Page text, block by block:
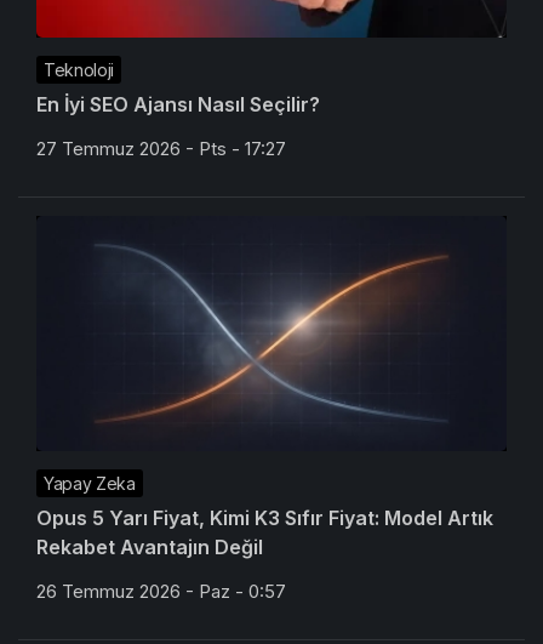
Teknoloji
En İyi SEO Ajansı Nasıl Seçilir?
27 Temmuz 2026 - Pts - 17:27
Yapay Zeka
Opus 5 Yarı Fiyat, Kimi K3 Sıfır Fiyat: Model Artık
Rekabet Avantajın Değil
26 Temmuz 2026 - Paz - 0:57